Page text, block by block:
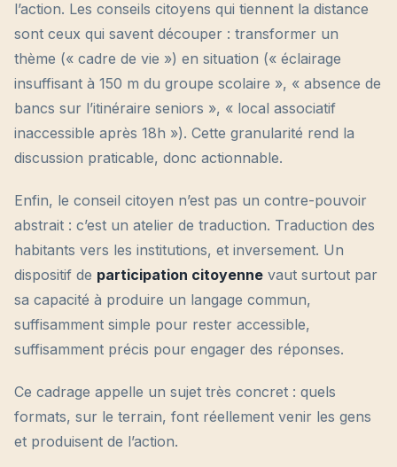
l’action. Les conseils citoyens qui tiennent la distance
sont ceux qui savent découper : transformer un
thème (« cadre de vie ») en situation (« éclairage
insuffisant à 150 m du groupe scolaire », « absence de
bancs sur l’itinéraire seniors », « local associatif
inaccessible après 18h »). Cette granularité rend la
discussion praticable, donc actionnable.
Enfin, le conseil citoyen n’est pas un contre-pouvoir
abstrait : c’est un atelier de traduction. Traduction des
habitants vers les institutions, et inversement. Un
dispositif de participation citoyenne vaut surtout par
sa capacité à produire un langage commun,
suffisamment simple pour rester accessible,
suffisamment précis pour engager des réponses.
Ce cadrage appelle un sujet très concret : quels
formats, sur le terrain, font réellement venir les gens
et produisent de l’action.